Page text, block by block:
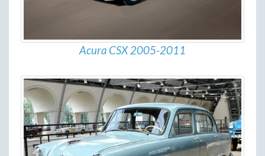
Acura CSX 2005-2011